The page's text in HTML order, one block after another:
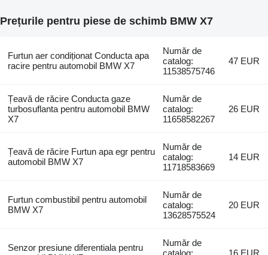
Prețurile pentru piese de schimb BMW X7
Furtun aer condiționat Conducta apa
racire pentru automobil BMW X7
Număr de
catalog:
11538575746
47 EUR
Țeavă de răcire Conducta gaze
turbosuflanta pentru automobil BMW
X7
Număr de
catalog:
11658582267
26 EUR
Țeavă de răcire Furtun apa egr pentru
automobil BMW X7
Număr de
catalog:
11718583669
14 EUR
Furtun combustibil pentru automobil
BMW X7
Număr de
catalog:
13628575524
20 EUR
Senzor presiune diferentiala pentru
Număr de